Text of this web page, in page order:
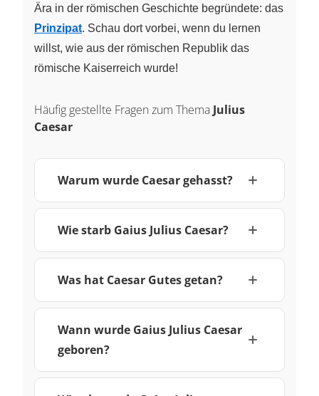
Ära in der römischen Geschichte begründete: das
Prinzipat. Schau dort vorbei, wenn du lernen
willst, wie aus der römischen Republik das
römische Kaiserreich wurde!
Häufig gestellte Fragen zum Thema Julius
Caesar
Warum wurde Caesar gehasst?
Wie starb Gaius Julius Caesar?
Was hat Caesar Gutes getan?
Wann wurde Gaius Julius Caesar
geboren?